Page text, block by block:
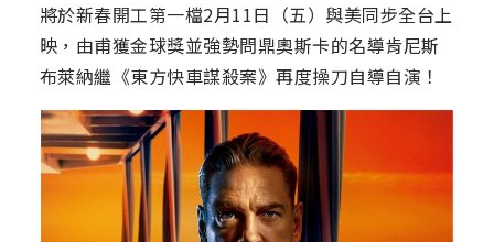
將於新春開工第一檔2月11日（五）與美同步全台上
映，由甫獲金球獎並強勢問鼎奧斯卡的名導肯尼斯
布萊納繼《東方快車謀殺案》再度操刀自導自演！